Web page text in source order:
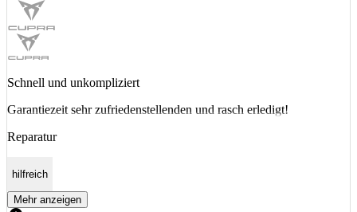
Schnell und unkompliziert
Garantiezeit sehr zufriedenstellenden und rasch erledigt!
Reparatur
hilfreich
Mehr anzeigen